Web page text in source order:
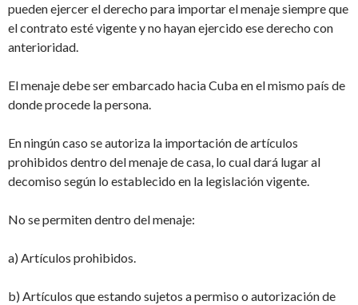
pueden ejercer el derecho para importar el menaje siempre que
el contrato esté vigente y no hayan ejercido ese derecho con
anterioridad.
El menaje debe ser embarcado hacia Cuba en el mismo país de
donde procede la persona.
En ningún caso se autoriza la importación de artículos
prohibidos dentro del menaje de casa, lo cual dará lugar al
decomiso según lo establecido en la legislación vigente.
No se permiten dentro del menaje:
a) Artículos prohibidos.
b) Artículos que estando sujetos a permiso o autorización de